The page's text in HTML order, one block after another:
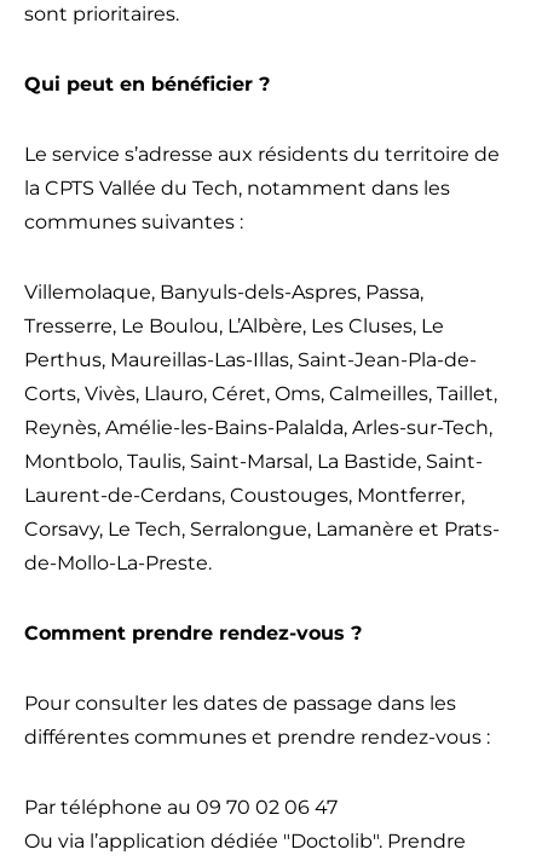
sont prioritaires.
Qui peut en bénéficier ?
Le service s’adresse aux résidents du territoire de
la CPTS Vallée du Tech, notamment dans les
communes suivantes :
Villemolaque, Banyuls-dels-Aspres, Passa,
Tresserre, Le Boulou, L’Albère, Les Cluses, Le
Perthus, Maureillas-Las-Illas, Saint-Jean-Pla-de-
Corts, Vivès, Llauro, Céret, Oms, Calmeilles, Taillet,
Reynès, Amélie-les-Bains-Palalda, Arles-sur-Tech,
Montbolo, Taulis, Saint-Marsal, La Bastide, Saint-
Laurent-de-Cerdans, Coustouges, Montferrer,
Corsavy, Le Tech, Serralongue, Lamanère et Prats-
de-Mollo-La-Preste.
Comment prendre rendez-vous ?
Pour consulter les dates de passage dans les
différentes communes et prendre rendez-vous :
Par téléphone au 09 70 02 06 47
Ou via l’application dédiée "Doctolib". Prendre